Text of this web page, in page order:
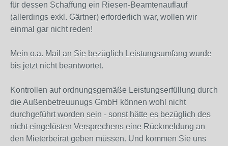
für dessen Schaffung ein Riesen-Beamtenauflauf
(allerdings exkl. Gärtner) erforderlich war, wollen wir
einmal gar nicht reden!
Mein o.a. Mail an Sie bezüglich Leistungsumfang wurde
bis jetzt nicht beantwortet.
Kontrollen auf ordnungsgemäße Leistungserfüllung durch
die Außenbetreuunugs GmbH können wohl nicht
durchgeführt worden sein - sonst hätte es bezüglich des
nicht eingelösten Versprechens eine Rückmeldung an
den Mieterbeirat geben müssen. Und kommen Sie uns